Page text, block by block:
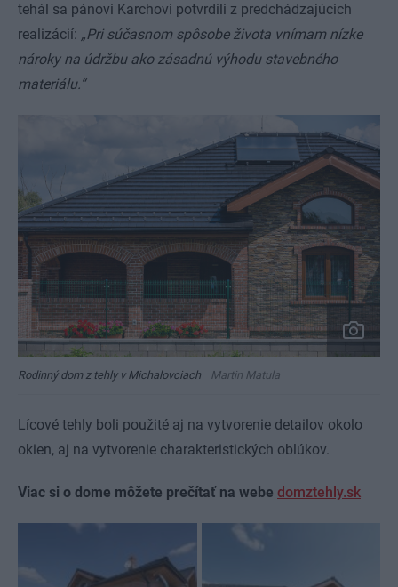
tehál sa pánovi Karchovi potvrdili z predchádzajúcich
realizácií: „Pri súčasnom spôsobe života vnímam nízke
nároky na údržbu ako zásadnú výhodu stavebného
materiálu.“
Rodinný dom z tehly v Michalovciach Martin Matula
Lícové tehly boli použité aj na vytvorenie detailov okolo
okien, aj na vytvorenie charakteristických oblúkov.
Viac si o dome môžete prečítať na webe domztehly.sk